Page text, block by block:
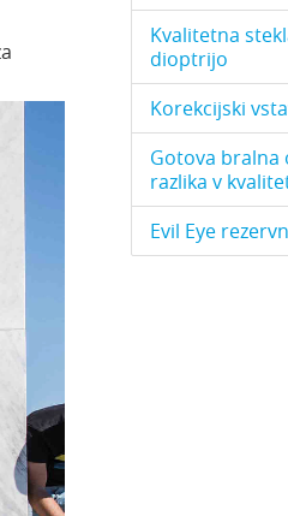
Kvalitetna
dioptrijo
Korekcijski
Gotova bralna
razlika v
Evil Eye